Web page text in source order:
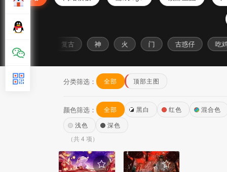
复古 神 火 门 古惑仔 吃鸡
分类筛选： 全部 顶部主图
颜色筛选： 全部 黑白 红色
混合色
浅色
深色
（共 4 项）